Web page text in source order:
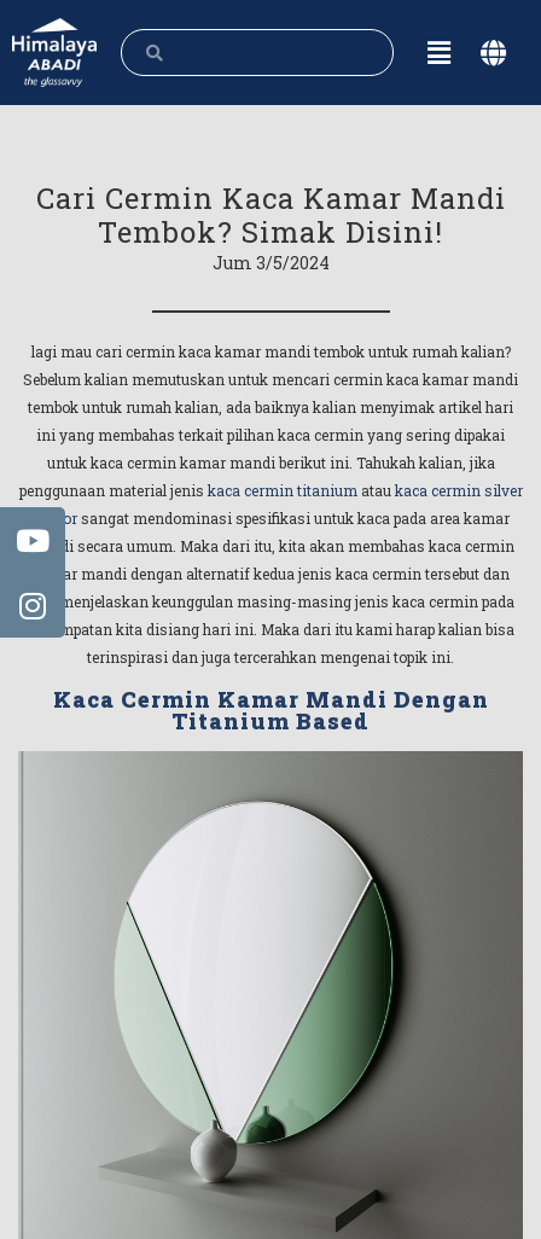
Cari Cermin Kaca Kamar Mandi
Tembok? Simak Disini!
Jum 3/5/2024
lagi mau cari cermin kaca kamar mandi tembok untuk rumah kalian?
Sebelum kalian memutuskan untuk mencari cermin kaca kamar mandi
tembok untuk rumah kalian, ada baiknya kalian menyimak artikel hari
ini yang membahas terkait pilihan kaca cermin yang sering dipakai
untuk kaca cermin kamar mandi berikut ini. Tahukah kalian, jika
penggunaan material jenis kaca cermin titanium atau kaca cermin silver
mirrorsangat mendominasi spesifikasi untuk kaca pada area kamar
mandi secara umum. Maka dari itu, kita akan membahas kaca cermin
kamar mandi dengan alternatif kedua jenis kaca cermin tersebut dan
juga menjelaskan keunggulan masing-masing jenis kaca cermin pada
kesempatan kita disiang hari ini. Maka dari itu kami harap kalian bisa
terinspirasi dan juga tercerahkan mengenai topik ini.
Kaca Cermin Kamar Mandi Dengan
Titanium Based